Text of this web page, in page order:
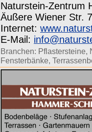
Naturstein-Zentrum
Äußere Wiener Str.
Internet:
E-Mail:
Branchen: Pflastersteine,
Fensterbänke,